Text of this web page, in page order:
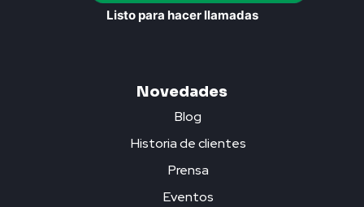
Listo para hacer llamadas
Novedades
Blog
Historia de clientes
Prensa
Eventos